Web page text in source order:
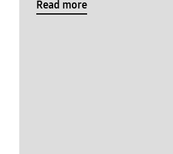
Read more